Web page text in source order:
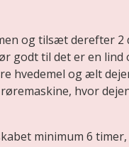
og tilsæt derefter 2
godt til det er en
hvedemel og ælt
hvor
minimum 6